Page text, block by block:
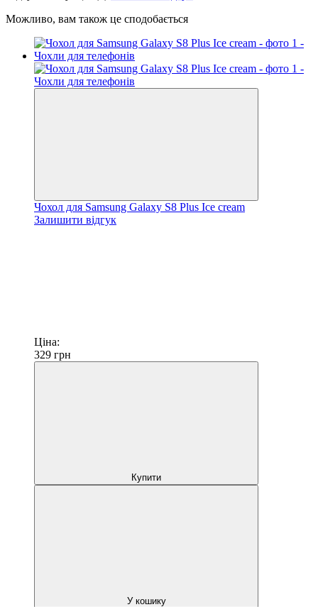
Можливо, вам також це сподобається
Чохол для Samsung Galaxy S8 Plus Ice cream
Залишити відгук
Ціна:
329 грн
Купити
У кошику